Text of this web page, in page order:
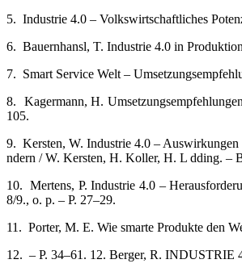
5. Industrie 4.0 – Volkswirtschaftliches
6. Bauernhansl, T. Industrie 4.0 in
7. Smart Service Welt –
8. Kagermann, H.
105.
9. Kersten, W. Industrie 4.0 –
ndern / W. Kersten, H. Koller, H. L dding. –
10. Mertens, P. Industrie 4.0 –
8/9., o. p. – P. 27–29.
11. Porter, M. E. Wie smarte Produkte den
12. – P. 34–61. 12. Berger, R. INDUSTRIE